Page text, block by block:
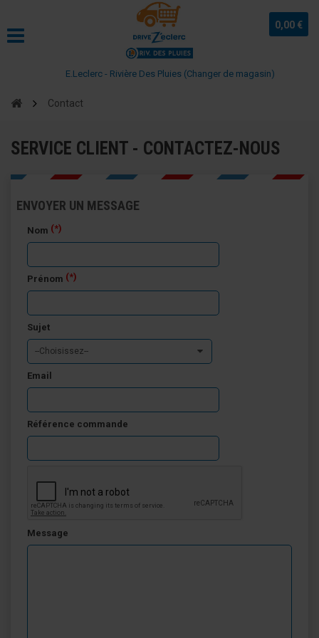
0,00 €
E.Leclerc - Rivière Des Pluies (Changer de magasin)
Contact
SERVICE CLIENT - CONTACTEZ-NOUS
ENVOYER UN MESSAGE
Nom (*)
Prénom (*)
Sujet
--Choisissez--
Email
Référence commande
Message